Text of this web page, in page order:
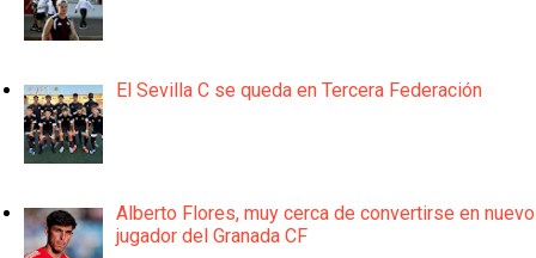
El Sevilla C se queda en Tercera Federación
Alberto Flores, muy cerca de convertirse en nuevo
jugador del Granada CF